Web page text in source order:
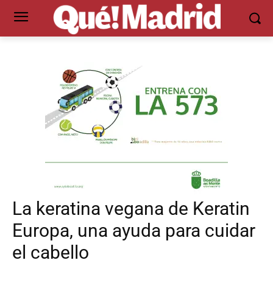
La keratina vegana de Keratin
Europa, una ayuda para cuidar
el cabello